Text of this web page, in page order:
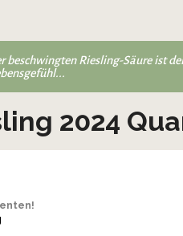
beschwingten Riesling-Säure ist
2024